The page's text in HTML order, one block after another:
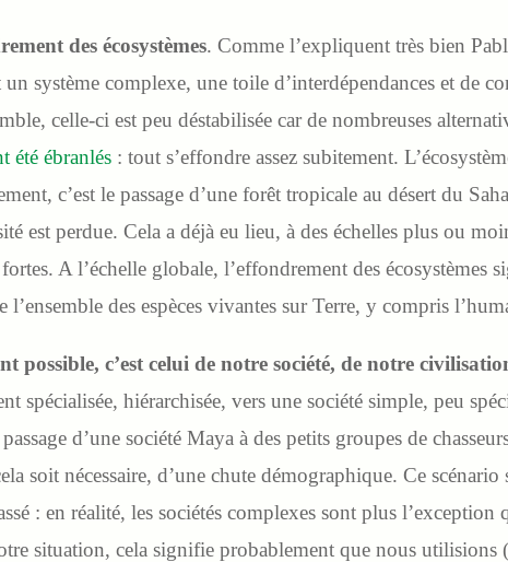
des écosystèmes. Comme l’expliquent très bien
système complexe, une toile d’interdépendances et de
celle-ci est peu déstabilisée car de nombreuses
été ébranlés : tout s’effondre assez subitement.
c’est le passage d’une forêt tropicale au désert du
est perdue. Cela a déjà eu lieu, à des échelles plus ou
A l’échelle globale, l’effondrement des écosystèmes
l’ensemble des espèces vivantes sur Terre, y compris
possible, c’est celui de notre société, de notre
spécialisée, hiérarchisée, vers une société simple, peu
d’une société Maya à des petits groupes de
soit nécessaire, d’une chute démographique. Ce scénario
: en réalité, les sociétés complexes sont plus l’exception
situation, cela signifie probablement que nous utilisions